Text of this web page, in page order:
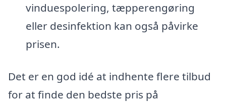
vinduespolering, tæpperengøring
eller desinfektion kan også påvirke
prisen.
Det er en god idé at indhente flere tilbud
for at finde den bedste pris på